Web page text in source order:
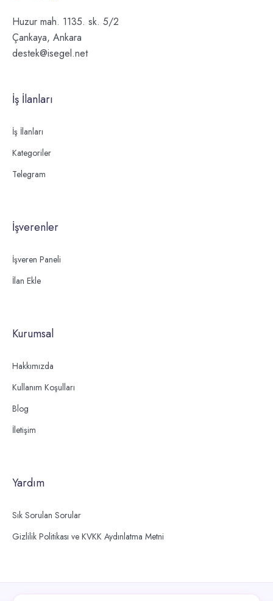
Huzur mah. 1135. sk. 5/2
Çankaya, Ankara
destek@isegel.net
İş İlanları
İş İlanları
Kategoriler
Telegram
İşverenler
İşveren Paneli
İlan Ekle
Kurumsal
Hakkımızda
Kullanım Koşulları
Blog
İletişim
Yardım
Sık Sorulan Sorular
Gizlilik Politikası ve KVKK Aydınlatma Metni